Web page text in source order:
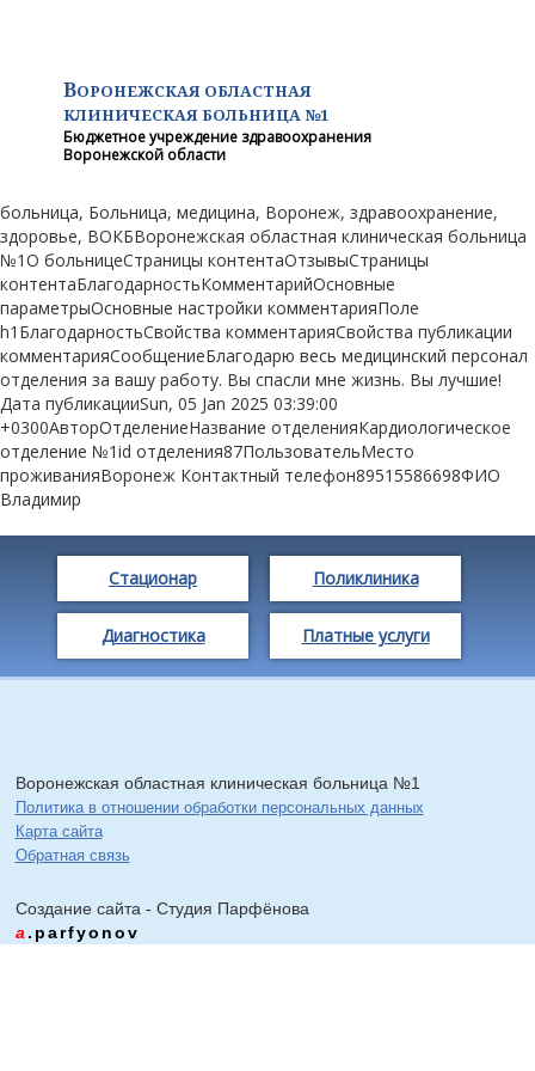
ВОРОНЕЖСКАЯ ОБЛАСТНАЯ
КЛИНИЧЕСКАЯ БОЛЬНИЦА №1
Бюджетное учреждение здравоохранения
Воронежской области
больница, Больница, медицина, Воронеж, здравоохранение,
здоровье, ВОКБВоронежская областная клиническая больница
№1О больницеСтраницы контентаОтзывыСтраницы
контентаБлагодарностьКомментарийОсновные
параметрыОсновные настройки комментарияПоле
h1БлагодарностьСвойства комментарияСвойства публикации
комментарияСообщениеБлагодарю весь медицинский персонал
отделения за вашу работу. Вы спасли мне жизнь. Вы лучшие!
Дата публикацииSun, 05 Jan 2025 03:39:00
+0300АвторОтделениеНазвание отделенияКардиологическое
отделение №1id отделения87ПользовательМесто
проживанияВоронеж Контактный телефон89515586698ФИО
Владимир
Стационар Поликлиника
Диагностика Платные услуги
Воронежская областная клиническая больница №1
Политика в отношении обработки персональных данных
Карта сайта
Обратная связь
Создание сайта - Cтудия Парфёнова
a .parfyonov